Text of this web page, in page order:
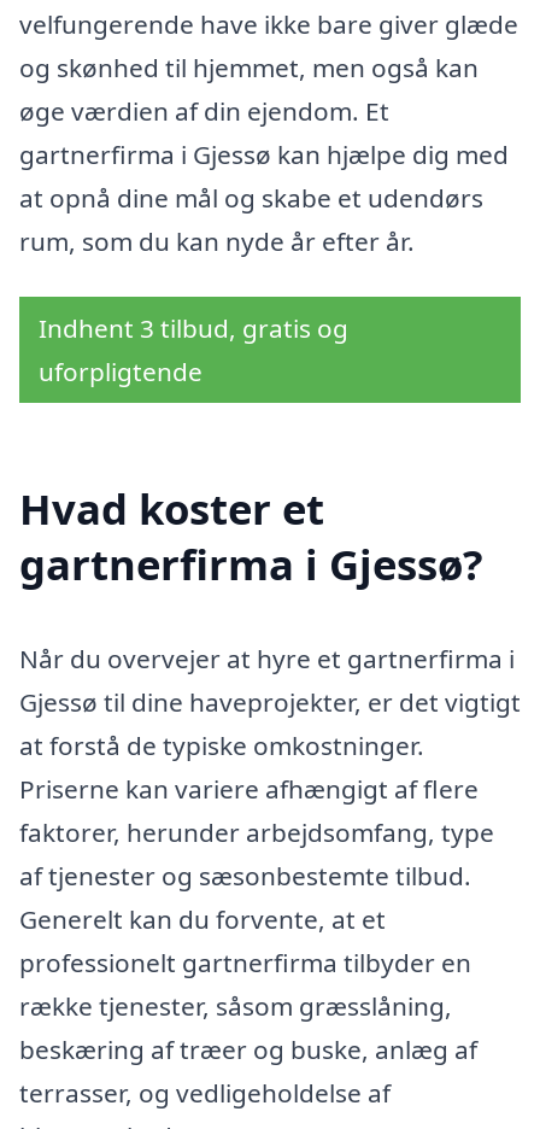
velfungerende have ikke bare giver glæde
og skønhed til hjemmet, men også kan
øge værdien af din ejendom. Et
gartnerfirma i Gjessø kan hjælpe dig med
at opnå dine mål og skabe et udendørs
rum, som du kan nyde år efter år.
Indhent 3 tilbud, gratis og
uforpligtende
Hvad koster et
gartnerfirma i Gjessø?
Når du overvejer at hyre et gartnerfirma i
Gjessø til dine haveprojekter, er det vigtigt
at forstå de typiske omkostninger.
Priserne kan variere afhængigt af flere
faktorer, herunder arbejdsomfang, type
af tjenester og sæsonbestemte tilbud.
Generelt kan du forvente, at et
professionelt gartnerfirma tilbyder en
række tjenester, såsom græsslåning,
beskæring af træer og buske, anlæg af
terrasser, og vedligeholdelse af